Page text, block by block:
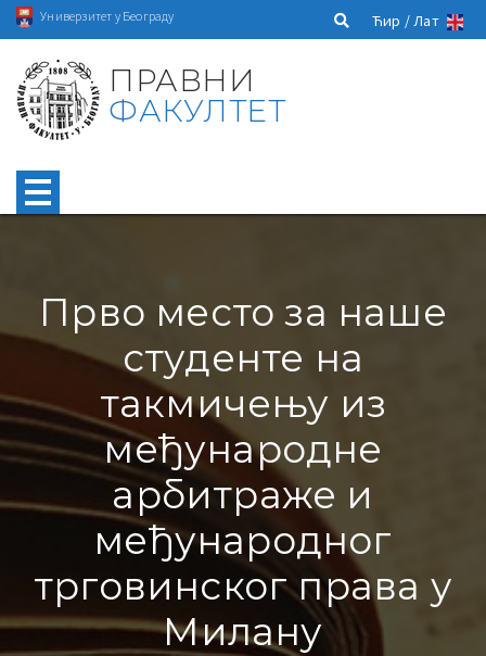
Универзитет у Београду Ћир /Лат
ПРАВНИ
ФАКУЛТЕТ
Прво место за наше
студенте на
такмичењу из
међународне
арбитраже и
међународног
трговинског права у
Милану